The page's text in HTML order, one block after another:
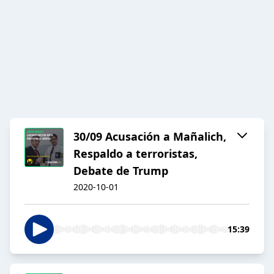
30/09 Acusación a Mañalich,
Respaldo a terroristas,
Debate de Trump
2020-10-01
15:39